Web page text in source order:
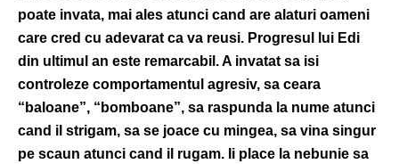
poate invata, mai ales atunci cand are alaturi oameni
care cred cu adevarat ca va reusi. Progresul lui Edi
din ultimul an este remarcabil. A invatat sa isi
controleze comportamentul agresiv, sa ceara
“baloane”, “bomboane”, sa raspunda la nume atunci
cand il strigam, sa se joace cu mingea, sa vina singur
pe scaun atunci cand il rugam. Ii place la nebunie sa